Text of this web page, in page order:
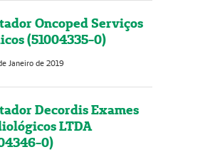
Oncoped Serviços
(51004335-0)
Janeiro de 2019
Decordis Exames
LTDA
0)